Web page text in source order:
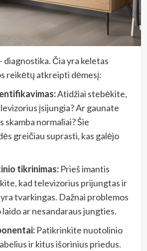
diagnostika. Čia yra keletas
reikėtų atkreipti dėmesį:
Atidžiai stebėkite,
įsijungia? Ar gaunate
skamba normaliai? Šie
greičiau suprasti, kas galėjo
tikrinimas:Prieš imantis
kad televizorius prijungtas ir
tvarkingas. Dažnai problemos
ar nesandaraus jungties.
Patikrinkite nuotolinio
ir kitus išorinius priedus.